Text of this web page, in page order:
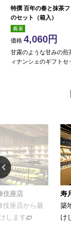
特撰 百年の春と抹茶
のセット（箱入）
価格 4,060
甘露のような甘みの煎
ィナンシェのギフトセ
伎座店
伎座店から最
します
寿
築
け